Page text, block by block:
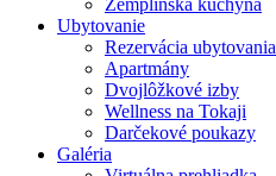
Zemplínska kuchyňa
Ubytovanie
Rezervácia ubytovania
Apartmány
Dvojlôžkové izby
Wellness na Tokaji
Darčekové poukazy
Galéria